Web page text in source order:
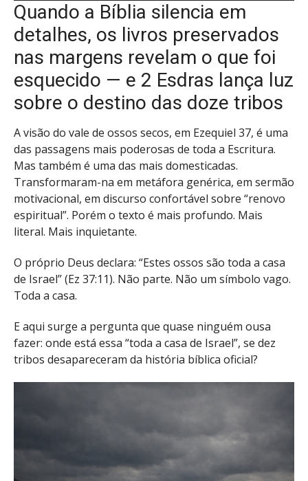
Quando a Bíblia silencia em
detalhes, os livros preservados
nas margens revelam o que foi
esquecido — e 2 Esdras lança luz
sobre o destino das doze tribos
A visão do vale de ossos secos, em Ezequiel 37, é uma
das passagens mais poderosas de toda a Escritura.
Mas também é uma das mais domesticadas.
Transformaram-na em metáfora genérica, em sermão
motivacional, em discurso confortável sobre “renovo
espiritual”. Porém o texto é mais profundo. Mais
literal. Mais inquietante.
O próprio Deus declara: “Estes ossos são toda a casa
de Israel” (Ez 37:11). Não parte. Não um símbolo vago.
Toda a casa.
E aqui surge a pergunta que quase ninguém ousa
fazer: onde está essa “toda a casa de Israel”, se dez
tribos desapareceram da história bíblica oficial?